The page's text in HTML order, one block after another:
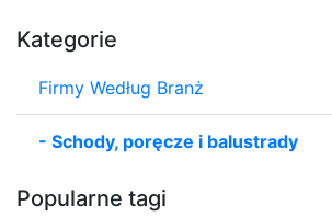
Kategorie
Firmy Według Branż
- Schody, poręcze i balustrady
Popularne tagi